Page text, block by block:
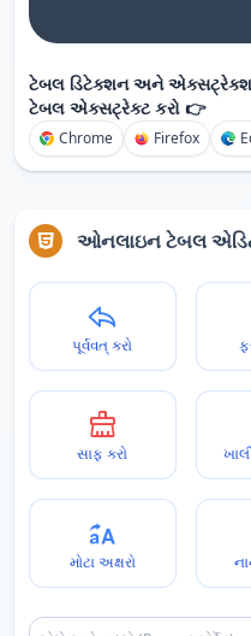
ટેબલ ડિટેક્શન અને
ટેબલ એક્સટ્રેક્ટ કરો 👉
Chrome Firefox
ઓનલાઇન ટેબલ
પૂર્વવત્ કરો
સાફ કરો
મોટા અક્ષરો